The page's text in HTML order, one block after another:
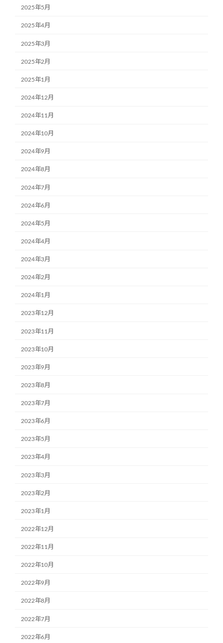
2025年5月
2025年4月
2025年3月
2025年2月
2025年1月
2024年12月
2024年11月
2024年10月
2024年9月
2024年8月
2024年7月
2024年6月
2024年5月
2024年4月
2024年3月
2024年2月
2024年1月
2023年12月
2023年11月
2023年10月
2023年9月
2023年8月
2023年7月
2023年6月
2023年5月
2023年4月
2023年3月
2023年2月
2023年1月
2022年12月
2022年11月
2022年10月
2022年9月
2022年8月
2022年7月
2022年6月